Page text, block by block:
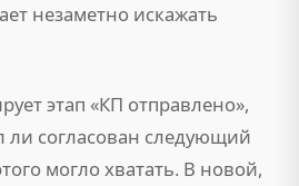
незаметно искажать
этап «КП отправлено»,
ли согласован следующий
могло хватать. В новой,